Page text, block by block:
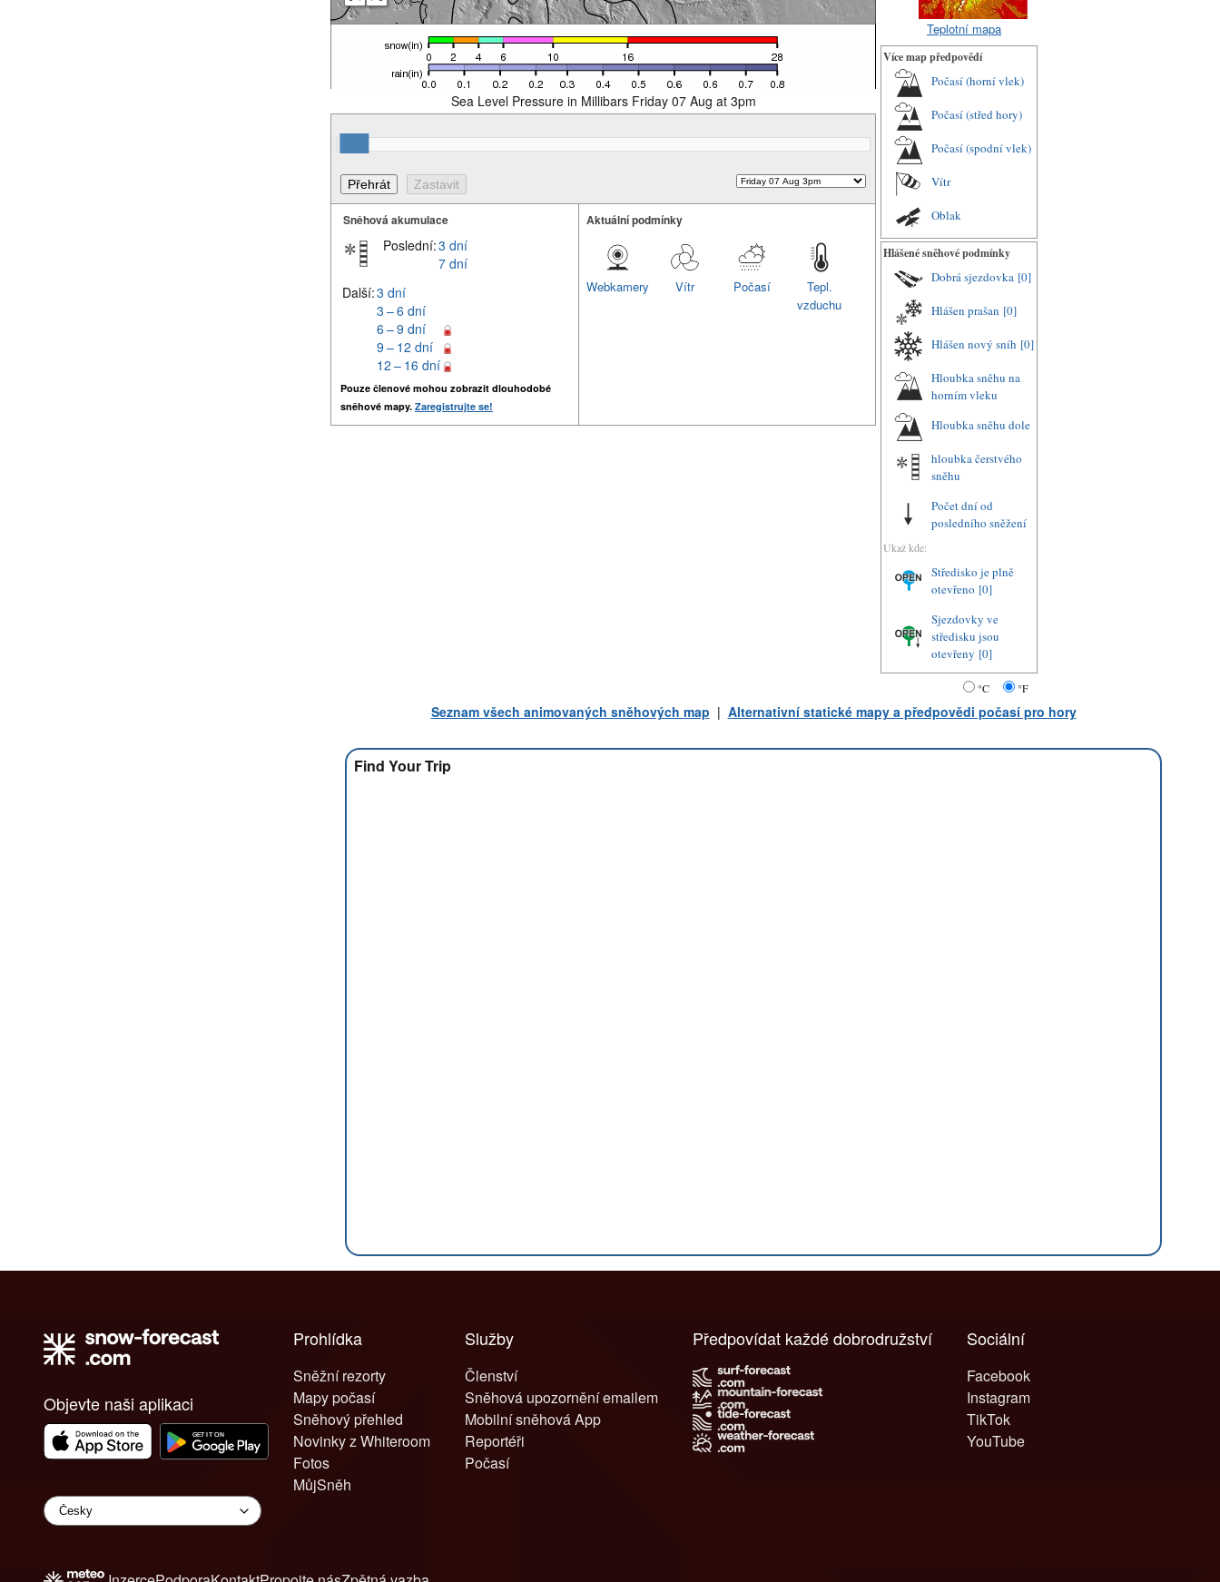
Sea Level Pressure in Millibars Friday 07 Aug at 3pm
Sněhová akumulace
Poslední:3 dní
7 dní
Další:3 dní
3 – 6 dní
6 – 9 dní
9 – 12 dní
12 – 16 dní
Pouze členové mohou zobrazit dlouhodobé
sněhové mapy. Zaregistrujte se!
Aktuální podmínky
Tepl.
vzduchu
Počasí
Vítr
Webkamery
Teplotní mapa
Více map předpovědí
Počasí (horní vlek)
Počasí (střed hory)
Počasí (spodní vlek)
Vítr
Oblak
Hlášené sněhové podmínky
Dobrá sjezdovka [0]
Hlášen prašan [0]
Hlášen nový sníh [0]
Hloubka sněhu na
horním vleku
Hloubka sněhu dole
hloubka čerstvého
sněhu
Počet dní od
posledního sněžení
Ukaž kde:
Středisko je plně
otevřeno [0]
Sjezdovky ve
středisku jsou
otevřeny [0]
°C °F
Seznam všech animovaných sněhových map | Alternativní statické mapy a předpovědi počasí pro hory
Find Your Trip
Objevte naši aplikaci
Prohlídka
Sněžní rezorty
Mapy počasí
Sněhový přehled
Novinky z Whiteroom
Fotos
MůjSněh
Služby
Členství
Sněhová upozornění emailem
Mobilní sněhová App
Reportéři
Počasí
Sociální
Facebook
Instagram
TikTok
YouTube
Předpovídat každé dobrodružství